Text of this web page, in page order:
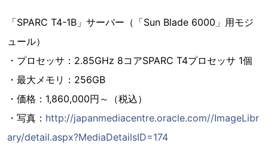
「SPARC T4-1B」サーバー（「Sun Blade 6000」用モジ
ュール）
・プロセッサ：2.85GHz 8コアSPARC T4プロセッサ 1個
・最大メモリ：256GB
・価格：1,860,000円～（税込）
・写真： http://japanmediacentre.oracle.com//ImageLibr
ary/detail.aspx?MediaDetailsID=174